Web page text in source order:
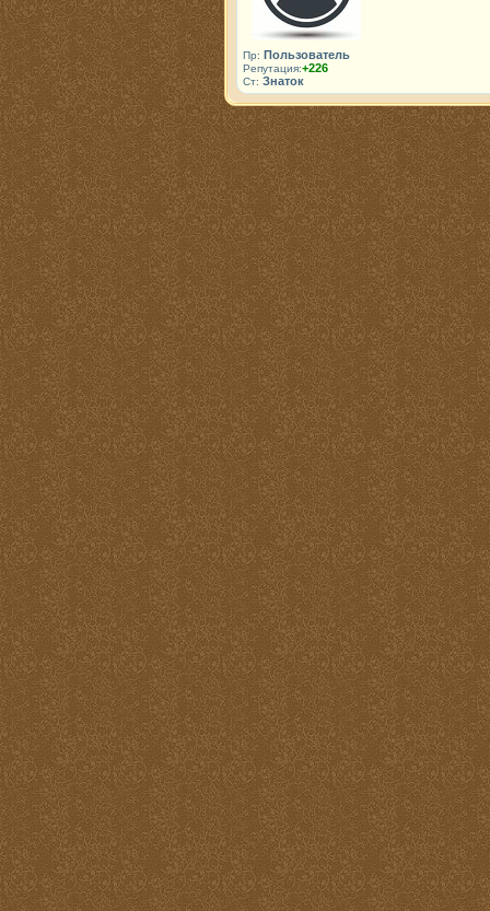
Пр: Пользователь
Репутация:+226
Ст: Знаток